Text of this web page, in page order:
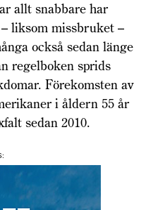
allt snabbare har
liksom missbruket –
också sedan länge
regelboken sprids
Förekomsten av
i åldern 55 år
sedan 2010.